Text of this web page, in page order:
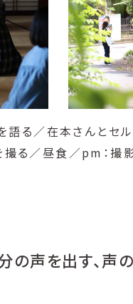
る／在本さんとセ
る／昼食／pm：撮
声を出す、声の